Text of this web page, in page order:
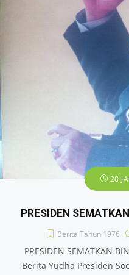
28
PRESIDEN
Berita Tahun 1976
PRESIDEN SEMATKAN
Berita Yudha Presiden